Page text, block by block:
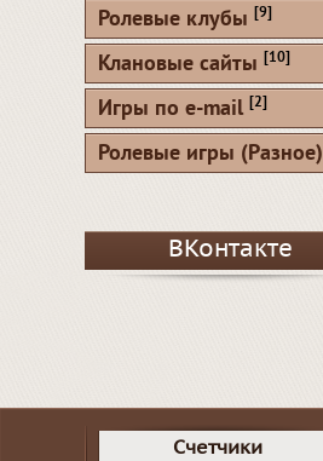
Ролевые клубы [9]
Клановые сайты [10]
Игры по e-mail [2]
Ролевые игры (Разное)
ВКонтакте
Счетчики